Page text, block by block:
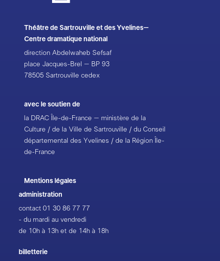
Théâtre de Sartrouville et des Yvelines–
Centre dramatique national
direction Abdelwaheb Sefsaf
place Jacques-Brel – BP 93
78505 Sartrouville cedex
avec le soutien de
la DRAC Île-de-France – ministère de la
Culture / de la Ville de Sartrouville / du Conseil
départemental des Yvelines / de la Région Île-
de-France
Mentions légales
administration
contact 01 30 86 77 77
- du mardi au vendredi
de 10h à 13h et de 14h à 18h
billetterie